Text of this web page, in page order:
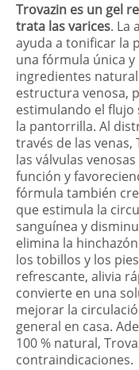
Trovazin es un gel
trata las varices. La
ayuda a tonificar la
una fórmula única
ingredientes
estructura venosa,
estimulando el flujo
la pantorrilla. Al
través de las
las válvulas
función y
fórmula también
que estimula la
sanguínea y
elimina la
los tobillos y los
refrescante, alivia
convierte en una
mejorar la
general en casa.
100 % natural,
contraindicaciones.